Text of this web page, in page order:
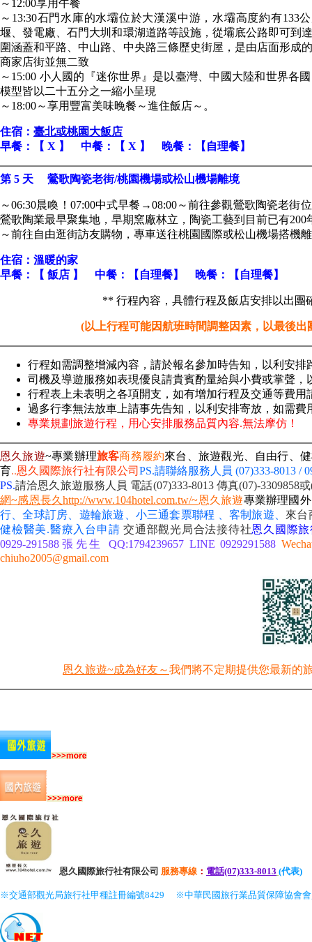
～12:00享用午餐
～13:30石門水庫的水壩位於大漢溪中游，水壩高度約有133
堰、發電廠、石門大圳和環湖道路等設施，從壩底公路即可到
圍涵蓋和平路、中山路、中央路三條歷史街屋，是由店面形成
商家店街並無二致
～15:00 小人國的『迷你世界』是以臺灣、中國大陸和世界各
模型皆以二十五分之一縮小呈現
～18:00～享用豐富美味晚餐～進住飯店～。
住宿： 臺北或桃園大飯店
早餐：【 X 】 中餐：【 X 】 晚餐：【自理餐】
第 5 天 鶯歌陶瓷老街/桃園機場或松山機場離境
～06:30晨喚！07:00中式早餐→08:00～前往參觀鶯歌陶瓷老街
鶯歌陶業最早聚集地，早期窯廠林立，陶瓷工藝到目前已有200
～前往自由逛街訪友購物，專車送往桃園國際或松山機場搭機
住宿：溫暖的家
早餐：【 飯店 】 中餐：【自理餐】 晚餐：【自理餐】
** 行程內容，具體行程及飯店安排以出團
(以上行程可能因航班時間調整因素，以最後出
行程如需調整增減內容，請於報名參加時告知，以利安排
司機及導遊服務如表現優良請貴賓酌量給與小費或掌聲，
行程表上未表明之各項開支，如有增加行程及交通等費用
過多行李無法放車上請事先告知，以利安排寄放，如需費
專業規劃旅遊行程，用心安排服務品質內容.無法摩仿！
恩久旅遊~專業辦理旅客商務履約來台、旅遊觀光、自由行、
育..恩久國際旅行社有限公司 PS.請聯絡服務人員 (07)333-8013 /
PS.請洽恩久旅遊服務人員 電話(07)333-8013 傳真(07)-3309858
網~感恩長久http://www.104hotel.com.tw/~恩久旅遊專業辦理國外
行、全球訂房、遊輪旅遊、小三通套票聯程 、客制旅遊、 來台
健檢醫美.醫療入台申請 交通部觀光局合法接待社恩久國際
0929-291588張先生 QQ:1794239657 LINE 0929291588
chiuho2005@gmail.com
恩久旅遊~成為好友～我們將不定期提供您最新的
恩久國際旅行社有限公司 服務專線 ： 電話(07)333-8013 (代表)
※交通部觀光局旅行社甲種註冊編號8429 ※中華民國旅行業品質保障協會